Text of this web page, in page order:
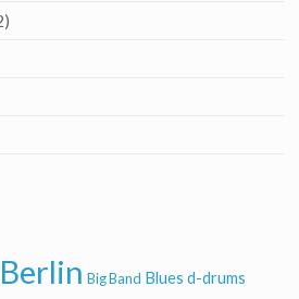
Berlin Big Band Blues d-drums